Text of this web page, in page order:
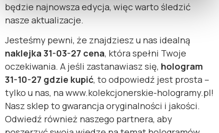
będzie najnowsza edycja, więc warto śledzić
nasze aktualizacje.
Jesteśmy pewni, że znajdziesz u nas idealną
naklejka 31-03-27 cena, która spełni Twoje
oczekiwania. A jeśli zastanawiasz się, hologram
31-10-27 gdzie kupić, to odpowiedź jest prosta –
tylko u nas, na www.kolekcjonerskie-hologramy.pl!
Nasz sklep to gwarancja oryginalności i jakości.
Odwiedź również naszego partnera, aby